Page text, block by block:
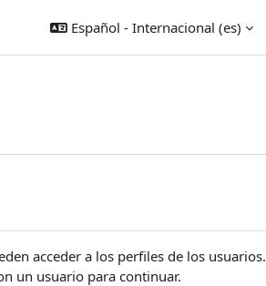
Español - Internacional ‎(es)‎
acceder a los perfiles de los usuarios.
un usuario para continuar.